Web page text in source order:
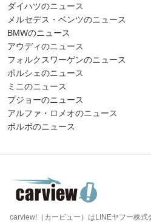
ダイハツのニュース
メルセデス・ベンツのニュース
BMWのニュース
アウディのニュース
フォルクスワーゲンのニュース
ポルシェのニュース
ミニのニュース
プジョーのニュース
アルファ・ロメオのニュース
ボルボのニュース
carview!（カービュー）はLINEヤフー株